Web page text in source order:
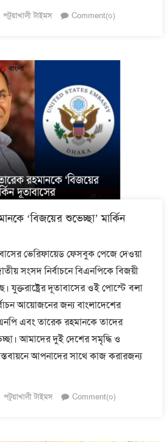
Author
পটুয়াখালী টাইমস Comment(০)
‘বিজয়ের শুভেচ্ছা’ মার্কিন
ভেরিফায়েড ফেসবুক পেজে দেওয়া
সংসদ নির্বাচনে বিএনপিকে বিজয়ী
যুক্তরাষ্ট্রের দূতাবাসের ওই পোস্টে বলা
আয়োজনের জন্য বাংলাদেশের
এবং তারেক রহমানকে তাদের
আমাদের দুই দেশের সমৃদ্ধি ও
আপনাদের সাথে কাজ করারজন্য
Author
পটুয়াখালী টাইমস Comment(০)